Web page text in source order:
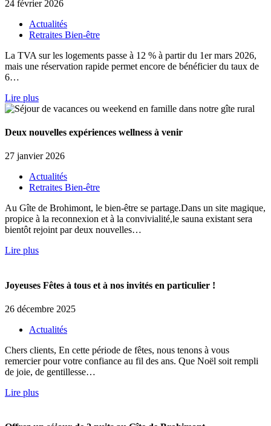
24 février 2026
Actualités
Retraites Bien-être
La TVA sur les logements passe à 12 % à partir du 1er mars 2026,
mais une réservation rapide permet encore de bénéficier du taux de
6…
Lire plus
Deux nouvelles expériences wellness à venir
27 janvier 2026
Actualités
Retraites Bien-être
Au Gîte de Brohimont, le bien-être se partage.Dans un site magique,
propice à la reconnexion et à la convivialité,le sauna existant sera
bientôt rejoint par deux nouvelles…
Lire plus
Joyeuses Fêtes à tous et à nos invités en particulier !
26 décembre 2025
Actualités
Chers clients, En cette période de fêtes, nous tenons à vous
remercier pour votre confiance au fil des ans. Que Noël soit rempli
de joie, de gentillesse…
Lire plus